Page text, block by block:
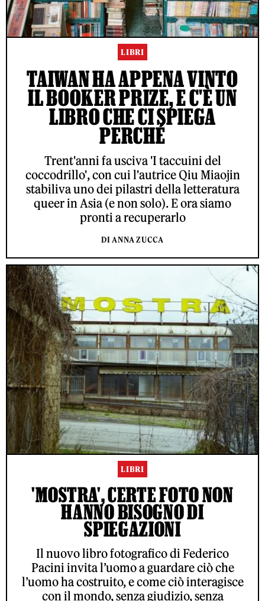
LIBRI
TAIWAN HA APPENA VINTO
IL BOOKER PRIZE, E C'È UN
LIBRO CHE CI SPIEGA
PERCHÉ
Trent'anni fa usciva 'I taccuini del
coccodrillo', con cui l'autrice Qiu Miaojin
stabiliva uno dei pilastri della letteratura
queer in Asia (e non solo). E ora siamo
pronti a recuperarlo
DI ANNA ZUCCA
LIBRI
'MOSTRA', CERTE FOTO NON
HANNO BISOGNO DI
SPIEGAZIONI
Il nuovo libro fotografico di Federico
Pacini invita l’uomo a guardare ciò che
l’uomo ha costruito, e come ciò interagisce
con il mondo, senza giudizio, senza